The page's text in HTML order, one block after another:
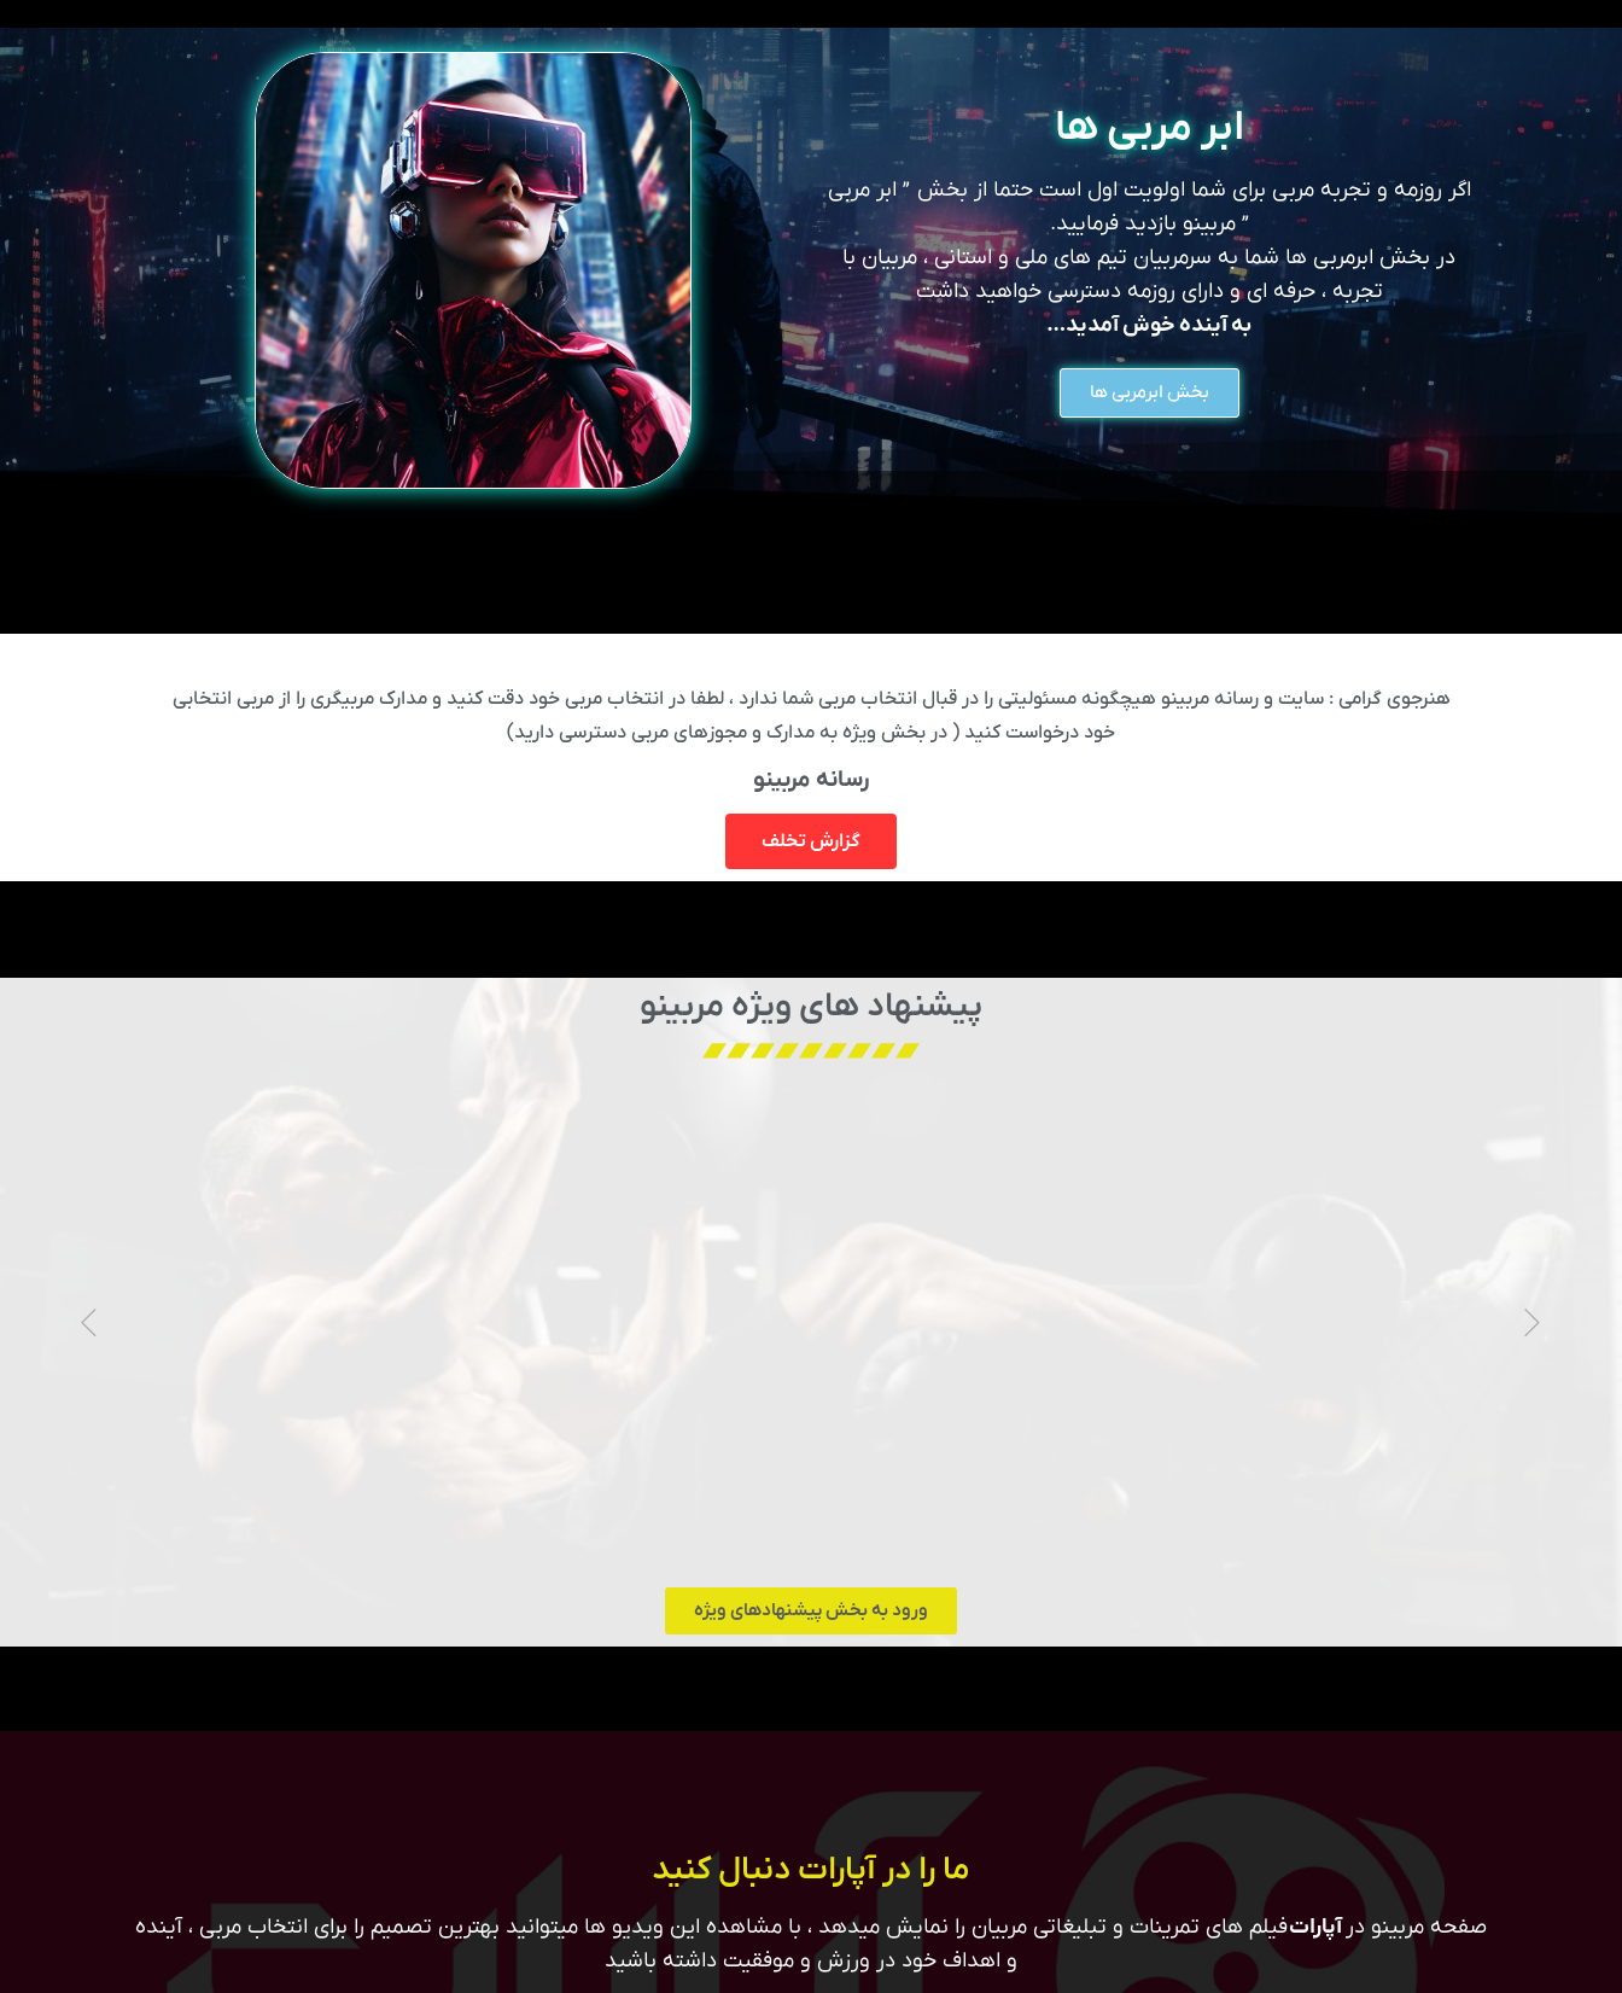
ابر مربی ها
اگر روزمه و تجربه مربی برای شما اولویت اول است حتما از بخش ” ابر مربی
” مربینو بازدید فرمایید.
در بخش ابرمربی ها شما به سرمربیان تیم های ملی و استانی ، مربیان با
تجربه ، حرفه ای و دارای روزمه دسترسی خواهید داشت
به آینده خوش آمدید…
بخش ابرمربی ها
هنرجوی گرامی : سایت و رسانه مربینو هیچگونه مسئولیتی را در قبال انتخاب مربی شما ندارد ، لطفا در انتخاب مربی خود دقت کنید و مدارک مربیگری را از مربی انتخابی
خود درخواست کنید ( در بخش ویژه به مدارک و مجوزهای مربی دسترسی دارید)
رسانه مربینو
گزارش تخلف
پیشنهاد های ویژه مربینو
ورود به بخش پیشنهادهای ویژه
ما را در آپارات دنبال کنید
صفحه مربینو در آپاراتفیلم های تمرینات و تبلیغاتی مربیان را نمایش میدهد ، با مشاهده این ویدیو ها میتوانید بهترین تصمیم را برای انتخاب مربی ، آینده
و اهداف خود در ورزش و موفقیت داشته باشید